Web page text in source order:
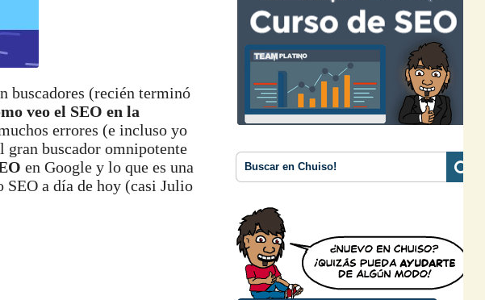
buscadores (recién terminó
veo el SEO en la
errores (e incluso yo
buscador omnipotente
en Google y lo que es una
SEO a día de hoy (casi Julio